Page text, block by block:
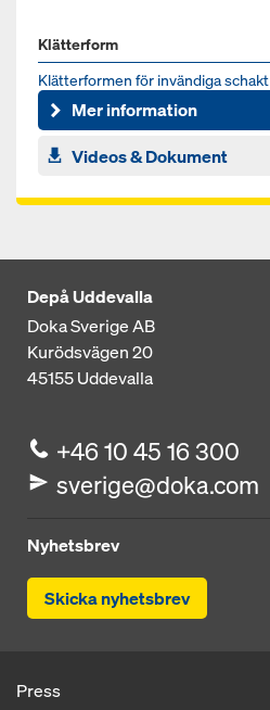
Klätterform
Klätterformen för invändiga schakt
Mer information
Videos & Dokument
Depå Uddevalla
Doka Sverige AB
Kurödsvägen 20
45155Uddevalla
+46 10 45 16 300
sverige@doka.com
Nyhetsbrev
Skicka nyhetsbrev
Press